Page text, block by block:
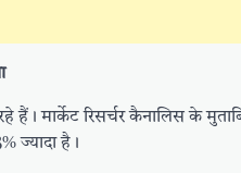
मार्केट रिसर्चर कैनालिस के
ज्यादा है।